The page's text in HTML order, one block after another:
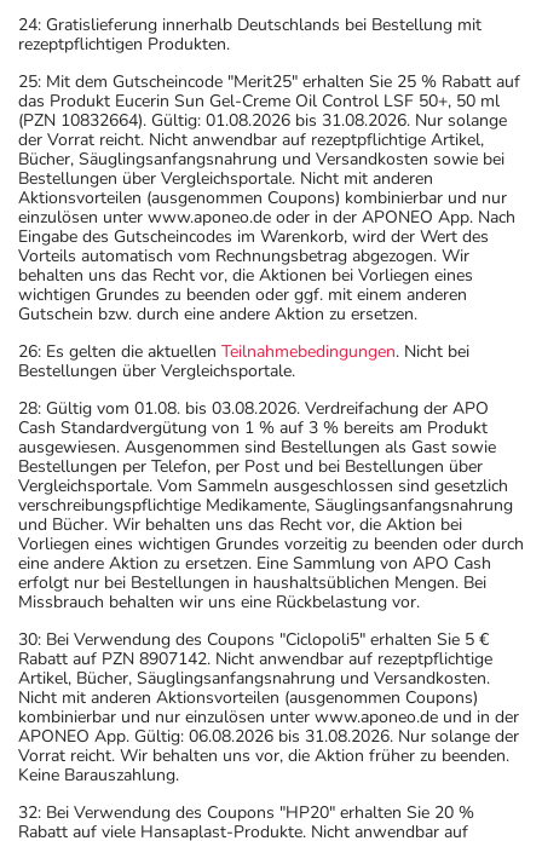
24: Gratislieferung innerhalb Deutschlands bei Bestellung mit
rezeptpflichtigen Produkten.
25: Mit dem Gutscheincode "Merit25" erhalten Sie 25 % Rabatt auf
das Produkt Eucerin Sun Gel-Creme Oil Control LSF 50+, 50 ml
(PZN 10832664). Gültig: 01.08.2026 bis 31.08.2026. Nur solange
der Vorrat reicht. Nicht anwendbar auf rezeptpflichtige Artikel,
Bücher, Säuglingsanfangsnahrung und Versandkosten sowie bei
Bestellungen über Vergleichsportale. Nicht mit anderen
Aktionsvorteilen (ausgenommen Coupons) kombinierbar und nur
einzulösen unter www.aponeo.de oder in der APONEO App. Nach
Eingabe des Gutscheincodes im Warenkorb, wird der Wert des
Vorteils automatisch vom Rechnungsbetrag abgezogen. Wir
behalten uns das Recht vor, die Aktionen bei Vorliegen eines
wichtigen Grundes zu beenden oder ggf. mit einem anderen
Gutschein bzw. durch eine andere Aktion zu ersetzen.
26: Es gelten die aktuellen Teilnahmebedingungen. Nicht bei
Bestellungen über Vergleichsportale.
28: Gültig vom 01.08. bis 03.08.2026. Verdreifachung der APO
Cash Standardvergütung von 1 % auf 3 % bereits am Produkt
ausgewiesen. Ausgenommen sind Bestellungen als Gast sowie
Bestellungen per Telefon, per Post und bei Bestellungen über
Vergleichsportale. Vom Sammeln ausgeschlossen sind gesetzlich
verschreibungspflichtige Medikamente, Säuglingsanfangsnahrung
und Bücher. Wir behalten uns das Recht vor, die Aktion bei
Vorliegen eines wichtigen Grundes vorzeitig zu beenden oder durch
eine andere Aktion zu ersetzen. Eine Sammlung von APO Cash
erfolgt nur bei Bestellungen in haushaltsüblichen Mengen. Bei
Missbrauch behalten wir uns eine Rückbelastung vor.
30: Bei Verwendung des Coupons "Ciclopoli5" erhalten Sie 5 €
Rabatt auf PZN 8907142. Nicht anwendbar auf rezeptpflichtige
Artikel, Bücher, Säuglingsanfangsnahrung und Versandkosten.
Nicht mit anderen Aktionsvorteilen (ausgenommen Coupons)
kombinierbar und nur einzulösen unter www.aponeo.de und in der
APONEO App. Gültig: 06.08.2026 bis 31.08.2026. Nur solange der
Vorrat reicht. Wir behalten uns vor, die Aktion früher zu beenden.
Keine Barauszahlung.
32: Bei Verwendung des Coupons "HP20" erhalten Sie 20 %
Rabatt auf viele Hansaplast-Produkte. Nicht anwendbar auf